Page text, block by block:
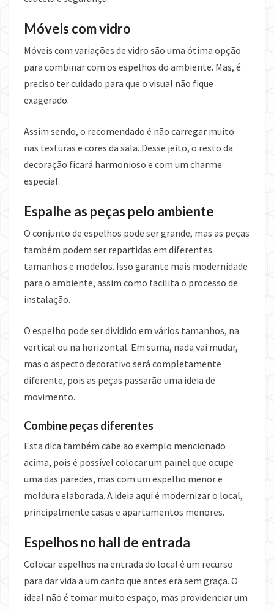
Móveis com vidro
Móveis com variações de vidro são uma ótima opção
para combinar com os espelhos do ambiente. Mas, é
preciso ter cuidado para que o visual não fique
exagerado.
Assim sendo, o recomendado é não carregar muito
nas texturas e cores da sala. Desse jeito, o resto da
decoração ficará harmonioso e com um charme
especial.
Espalhe as peças pelo ambiente
O conjunto de espelhos pode ser grande, mas as peças
também podem ser repartidas em diferentes
tamanhos e modelos. Isso garante mais modernidade
para o ambiente, assim como facilita o processo de
instalação.
O espelho pode ser dividido em vários tamanhos, na
vertical ou na horizontal. Em suma, nada vai mudar,
mas o aspecto decorativo será completamente
diferente, pois as peças passarão uma ideia de
movimento.
Combine peças diferentes
Esta dica também cabe ao exemplo mencionado
acima, pois é possível colocar um painel que ocupe
uma das paredes, mas com um espelho menor e
moldura elaborada. A ideia aqui é modernizar o local,
principalmente casas e apartamentos menores.
Espelhos no hall de entrada
Colocar espelhos na entrada do local é um recurso
para dar vida a um canto que antes era sem graça. O
ideal não é tomar muito espaço, mas providenciar um